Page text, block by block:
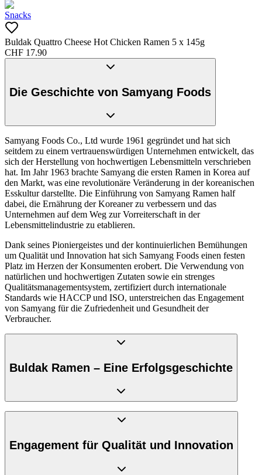
Snacks
Buldak Quattro Cheese Hot Chicken Ramen 5 x 145g
CHF 17.90
Die Geschichte von Samyang Foods
Samyang Foods Co., Ltd wurde 1961 gegründet und hat sich
seitdem zu einem vertrauenswürdigen Unternehmen entwickelt, das
sich der Herstellung von hochwertigen Lebensmitteln verschrieben
hat. Im Jahr 1963 brachte Samyang die ersten Ramen in Korea auf
den Markt, was eine revolutionäre Veränderung in der koreanischen
Esskultur darstellte. Die Einführung von Samyang Ramen half
dabei, die Ernährung der Koreaner zu verbessern und das
Unternehmen auf dem Weg zur Vorreiterschaft in der
Lebensmittelindustrie zu etablieren.
Dank seines Pioniergeistes und der kontinuierlichen Bemühungen
um Qualität und Innovation hat sich Samyang Foods einen festen
Platz im Herzen der Konsumenten erobert. Die Verwendung von
natürlichen und hochwertigen Zutaten sowie ein strenges
Qualitätsmanagementsystem, zertifiziert durch internationale
Standards wie HACCP und ISO, unterstreichen das Engagement
von Samyang für die Zufriedenheit und Gesundheit der
Verbraucher.
Buldak Ramen – Eine Erfolgsgeschichte
Eine der bekanntesten Produktlinien von Samyang Foods ist die
weltweiten Sensation entwickelt, die besonders in Ländern wie
Schärfe und einzigartigen Geschmacksnoten, wie die
Engagement für Qualität und Innovation